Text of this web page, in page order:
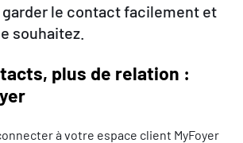
le contact facilement et
souhaitez.
plus de relation :
à votre espace client MyFoyer